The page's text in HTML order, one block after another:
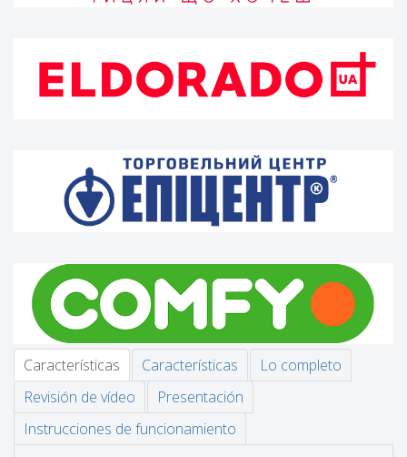
Características Características
Lo completo
Revisión de vídeo
Presentación
Instrucciones de funcionamiento